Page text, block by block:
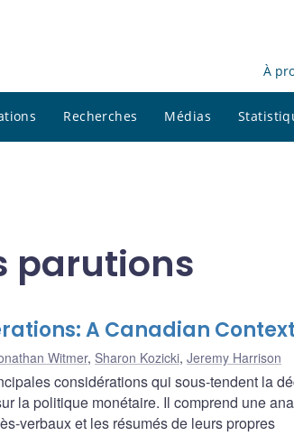
À
Recherches Médias
parutions
A Canadian Context
Witmer, Sharon Kozicki, Jeremy Harrison
considérations qui sous-tendent la
la politique monétaire. Il comprend une
verbaux et les résumés de leurs propres